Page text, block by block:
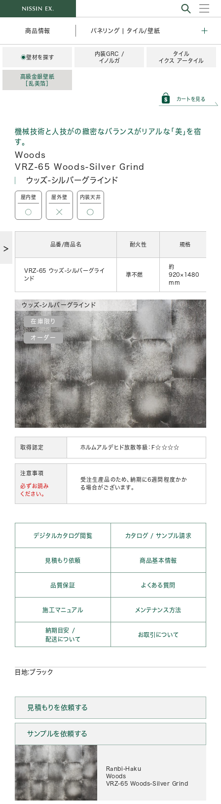
商品情報 パネリング | タイル/壁紙
◉壁材を探す
内装GRC /
イノルガ
タイル
イクス アータイル
高級金銀壁紙
［乱美箔］
カートを見る
見積もりを依頼する
サンプルを依頼する
Ranbi-Haku
Woods
VRZ-65 Woods-Silver Grind
機械技術と人技がの緻密なバランスがリアルな「美」を宿
す。
Woods
VRZ-65 Woods-Silver Grind
ウッズ-シルバーグラインド
屋内壁 屋外壁 内装天井
品番/商品名 耐火性 規格
VRZ-65 ウッズ-シルバーグライ
ンド
準不燃
約
920×1480
mm
ウッズ-シルバーグラインド
在庫限り
オーダー
取得認定 ホルムアルデヒド放散等級：F☆☆☆☆
注意事項
必ずお読み
ください。
受注生産品のため、納期に6週間程度かか
る場合がございます。
デジタルカタログ閲覧 カタログ / サンプル請求
見積もり依頼 商品基本情報
品質保証 よくある質問
施工マニュアル メンテナンス方法
納期目安 /
配送について
お取引について
目地:ブラック